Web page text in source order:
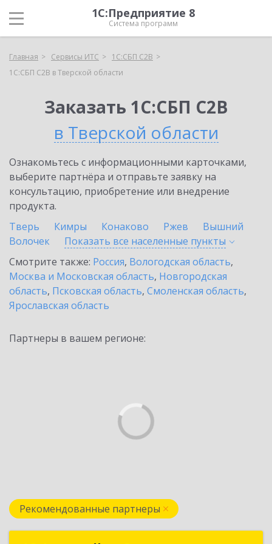
1С:Предприятие 8
Система программ
Главная Сервисы ИТС
1С:СБП C2B
1С:СБП C2B в Тверской области
Заказать 1С:СБП C2B
в Тверской области
Ознакомьтесь с информационными карточками,
выберите партнёра и отправьте заявку на
консультацию, приобретение или внедрение
продукта.
Тверь
Кимры Конаково Ржев
Вышний
Волочек
Показать все населенные пункты
Смотрите также: Россия, Вологодская область,
Москва и Московская область, Новгородская
область, Псковская область, Смоленская область,
Ярославская область
Партнеры в вашем регионе:
Рекомендованные партнеры